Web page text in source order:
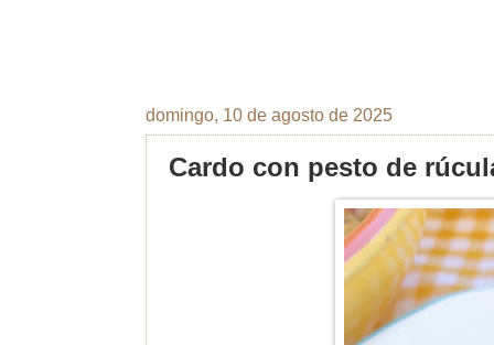
domingo, 10 de agosto de 2025
Cardo con pesto de